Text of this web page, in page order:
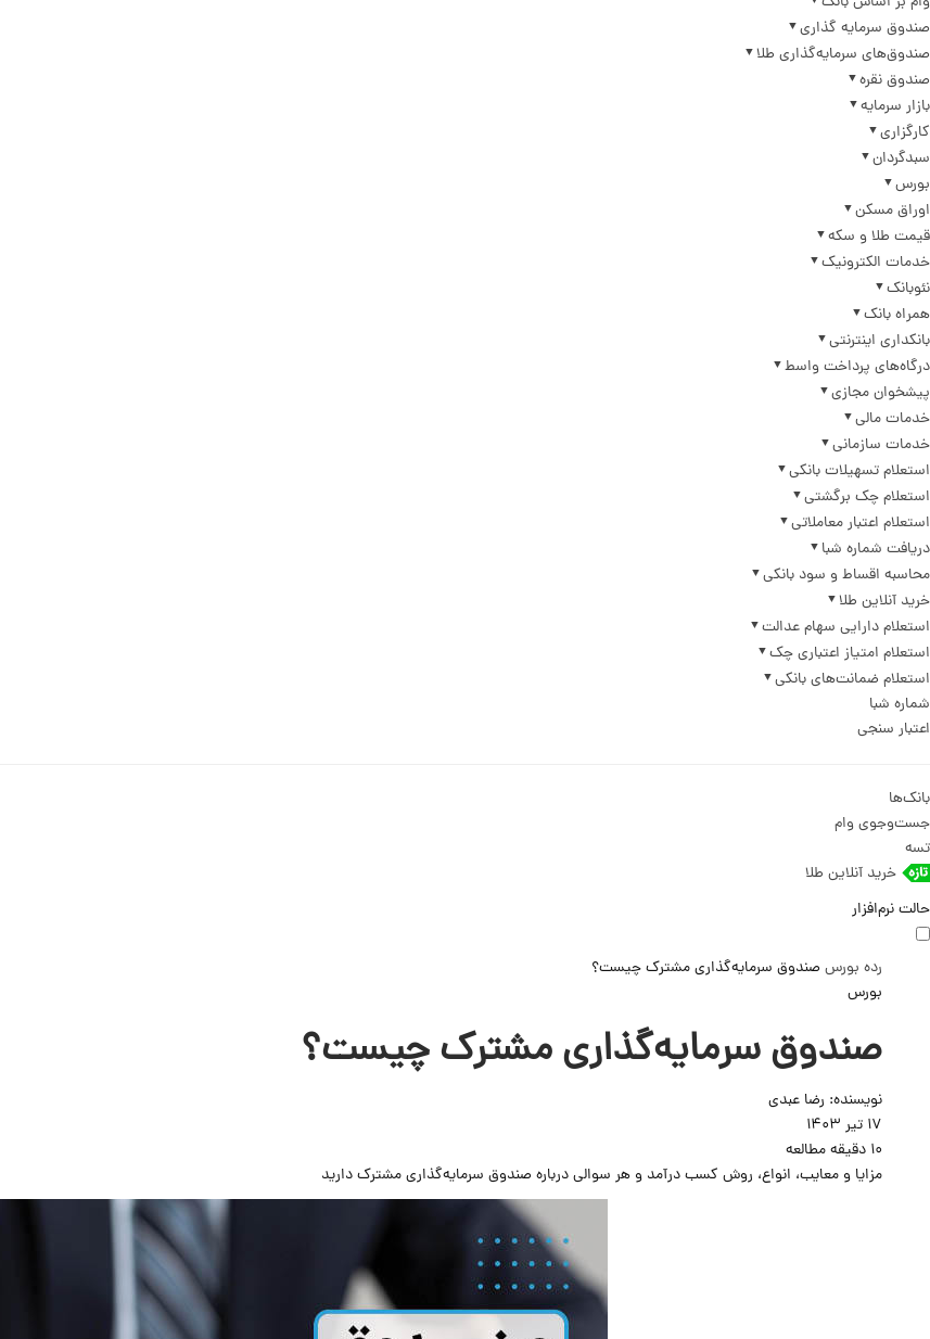
صندوق سرمایه گذاری
صندوق‌های سرمایه‌گذاری طلا
صندوق نقره
بازار سرمایه
کارگزاری
سبدگردان
بورس
اوراق مسکن
قیمت طلا و سکه
خدمات الکترونیک
نئوبانک
همراه بانک
بانکداری اینترنتی
درگاه‌های پرداخت واسط
پیشخوان مجازی
خدمات مالی
خدمات سازمانی
استعلام تسهیلات بانکی
استعلام چک برگشتی
استعلام اعتبار معاملاتی
دریافت شماره شبا
محاسبه اقساط و سود بانکی
خرید آنلاین طلا
استعلام دارایی سهام عدالت
استعلام امتیاز اعتباری چک
استعلام ضمانت‌های بانکی
شماره شبا
اعتبار سنجی
بانک‌ها
جست‌وجوی وام
تسه
خرید آنلاین طلا
حالت نرم‌افزار
رده بورس صندوق سرمایه‌گذاری مشترک چیست؟
بورس
صندوق سرمایه‌گذاری مشترک چیست؟
نویسنده: رضا عبدی
17 تیر 1403
10 دقیقه مطالعه
مزایا و معایب، انواع، روش کسب درآمد و هر سوالی درباره صندوق سرمایه‌گذاری مشترک دارید